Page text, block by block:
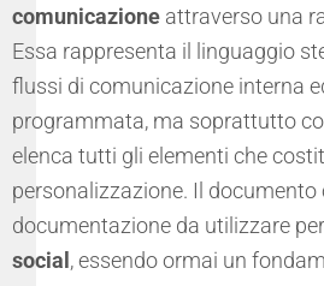
comunicazione attraverso una
Essa rappresenta il linguaggio
flussi di comunicazione interna
programmata, ma soprattutto
elenca tutti gli elementi che
personalizzazione. Il documento
documentazione da utilizzare
social , essendo ormai un